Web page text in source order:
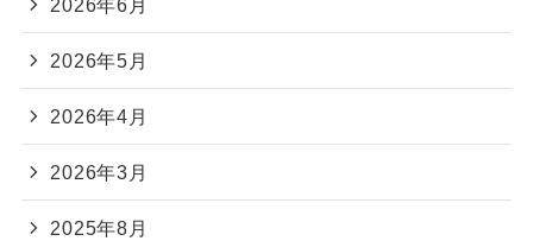
2026年5月
2026年4月
2026年3月
2025年8月